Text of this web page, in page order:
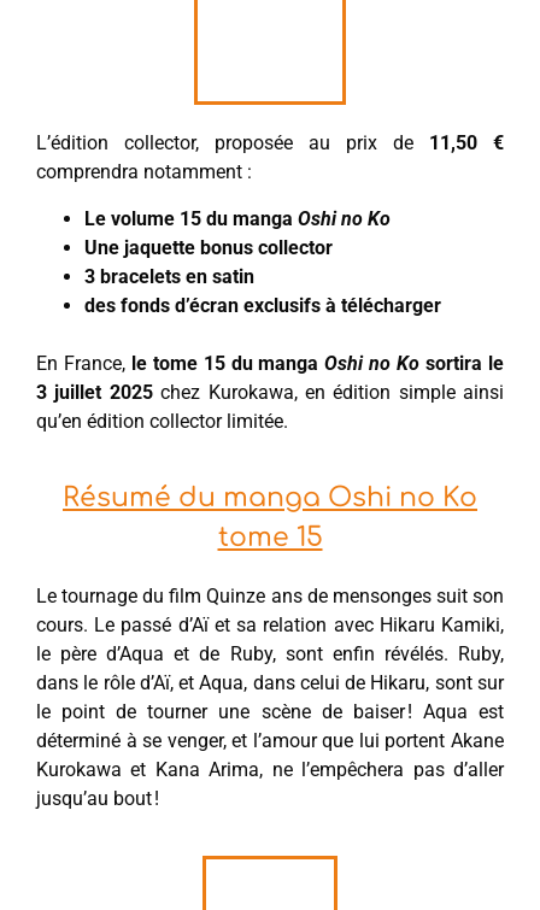
L’édition collector, proposée au prix de 11,50 €
comprendra notamment :
Le volume 15 du manga Oshi no Ko
Une jaquette bonus collector
3 bracelets en satin
des fonds d’écran exclusifs à télécharger
En France, le tome 15 du mangaOshi no Ko sortira le
3 juillet 2025chez Kurokawa, en édition simple ainsi
qu’en édition collector limitée.
Résumé du manga Oshi no Ko
tome 15
Le tournage du film Quinze ans de mensonges suit son
cours. Le passé d’Aï et sa relation avec Hikaru Kamiki,
le père d’Aqua et de Ruby, sont enfin révélés. Ruby,
dans le rôle d’Aï, et Aqua, dans celui de Hikaru, sont sur
le point de tourner une scène de baiser ! Aqua est
déterminé à se venger, et l’amour que lui portent Akane
Kurokawa et Kana Arima, ne l’empêchera pas d’aller
jusqu’au bout !